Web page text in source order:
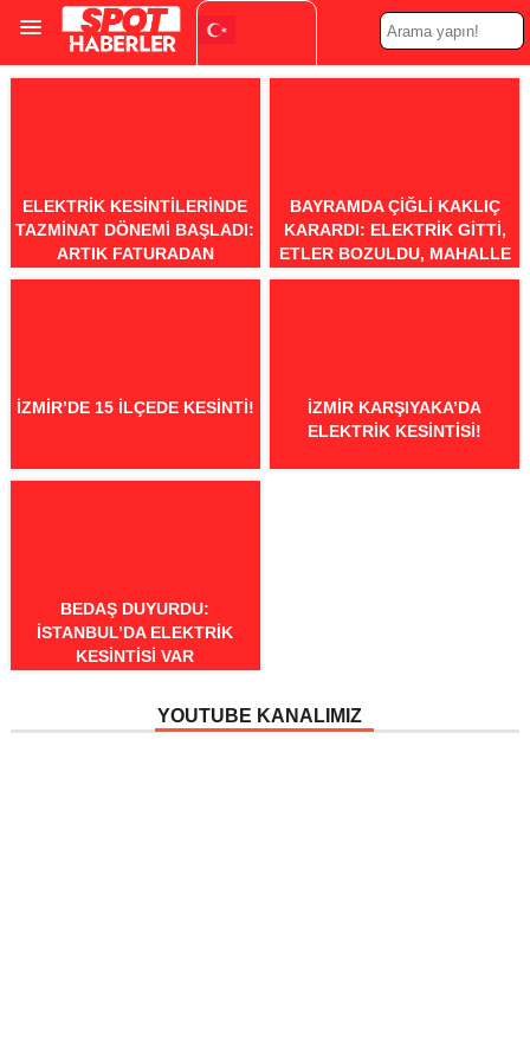
Turkish
ELEKTRIK KESINTILERINDE
TAZMINAT DÖNEMI BAŞLADI:
ARTIK FATURADAN
OTOMATIK DÜŞÜLECEK
BAYRAMDA ÇIĞLI KAKLIÇ
KARARDI: ELEKTRIK GITTI,
ETLER BOZULDU, MAHALLE
ÇÖPE ET TAŞIDI
İZMIR’DE 15 İLÇEDE KESINTI!
İZMIR KARŞIYAKA’DA
ELEKTRIK KESINTISI!
BEDAŞ DUYURDU:
İSTANBUL’DA ELEKTRIK
KESINTISI VAR
YOUTUBE KANALIMIZ